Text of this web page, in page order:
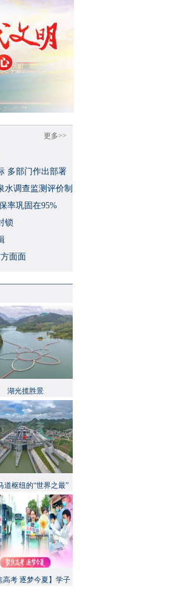
更多>>
多部门作出部署
水调查监测评价制
率巩固在95%
锁
面面
湖光揽胜景
道枢纽的“世界之最”
高考 逐梦今夏】学子